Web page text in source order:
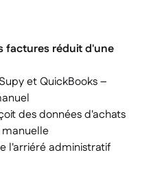
factures réduit d'une
et QuickBooks –
des données d'achats
manuelle
l'arriéré administratif